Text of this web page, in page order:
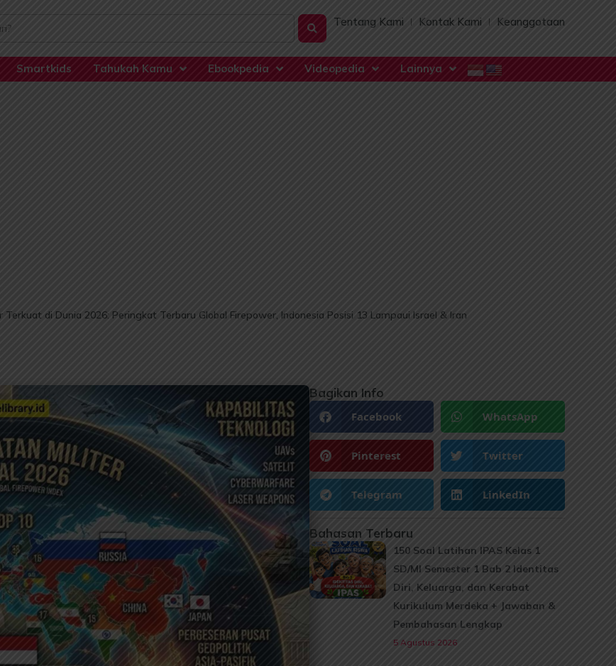
Tentang Kami Kontak Kami Keanggotaan
Smartkids Tahukah Kamu Ebookpedia Videopedia Lainnya
di Dunia 2026: Peringkat Terbaru Global Firepower, Indonesia Posisi 13 Lampaui Israel & Iran
Bagikan Info
Facebook WhatsApp
Pinterest Twitter
Telegram LinkedIn
Bahasan Terbaru
150 Soal Latihan IPAS Kelas 1
SD/MI Semester 1 Bab 2 Identitas
Diri, Keluarga, dan Kerabat
Kurikulum Merdeka + Jawaban &
Pembahasan Lengkap
5 Agustus 2026